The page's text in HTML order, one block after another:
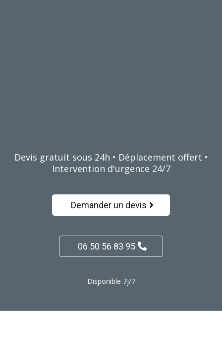
Devis gratuit sous 24h • Déplacement offert •
Intervention d'urgence 24/7
Demander un devis
06 50 56 83 95
Disponible 7j/7